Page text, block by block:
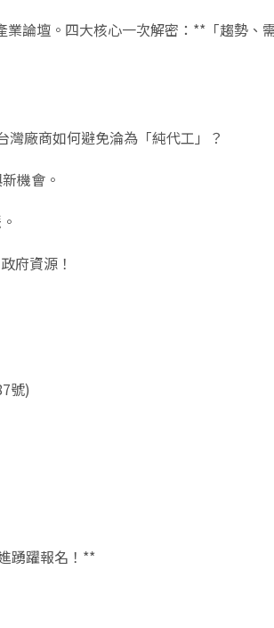
業論壇。四大核心一次解密：**「趨勢
灣廠商如何避免淪為「純代工」？
機會。
府資源！
號)
踴躍報名！**